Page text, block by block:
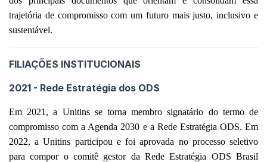
trajetória de compromisso com um futuro mais justo, inclusivo e
sustentável.
FILIAÇÕES INSTITUCIONAIS
2021 - Rede Estratégia dos ODS
Em 2021, a Unitins se torna membro signatário do termo de
compromisso com a Agenda 2030 e a Rede Estratégia ODS. Em
2022, a Unitins participou e foi aprovada no processo seletivo
para compor o comitê gestor da Rede Estratégia ODS Brasil